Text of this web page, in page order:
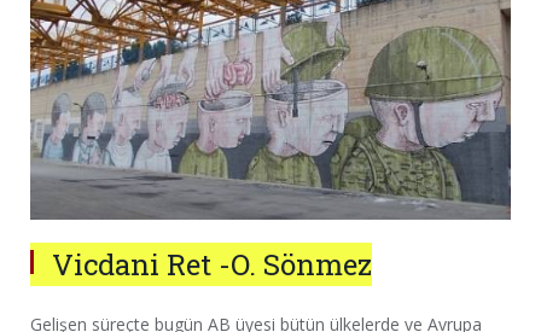
Vicdani Ret -O. Sönmez
Gelişen süreçte bugün AB üyesi bütün ülkelerde ve Avrupa